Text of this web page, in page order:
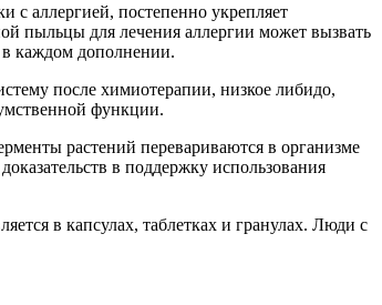
с аллергией, постепенно укрепляет
пыльцы для лечения аллергии может вызвать
каждом дополнении.
после химиотерапии, низкое либидо,
функции.
растений перевариваются в организме
в поддержку использования
в капсулах, таблетках и гранулах. Люди с